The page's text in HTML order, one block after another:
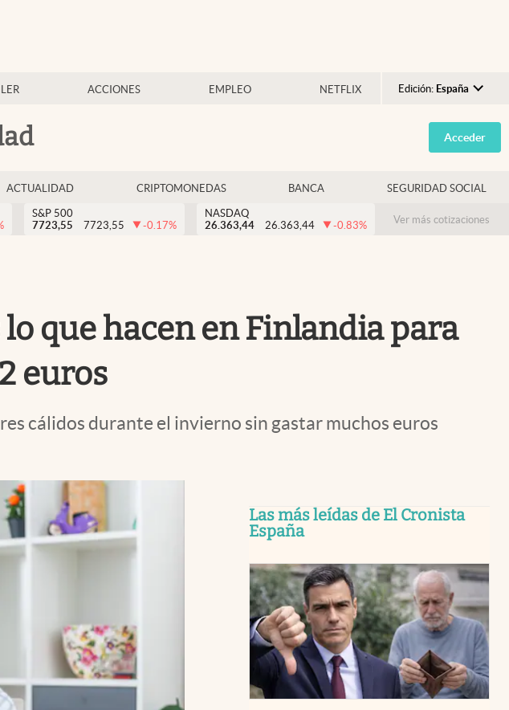
ACCIONES EMPLEO NETFLIX Edición: España
Argentina
España
USA
Colombia
Acceder
ACTUALIDAD CRIPTOMONEDAS BANCA SEGURIDAD SOCIAL
S&P 500
7723,55
7723,55 -0.17%
NASDAQ
26.363,44
26.363,44 -0.83% Ver más cotizaciones
que hacen en Finlandia para
euros
cálidos durante el invierno sin gastar muchos euros
Las más leídas de El Cronista
España